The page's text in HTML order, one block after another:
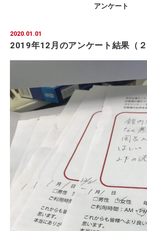
アンケート
2020.01.01
2019年12月のアンケート結果（２